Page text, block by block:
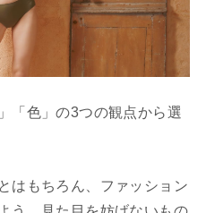
「色」の3つの観点から選
はもちろん、ファッション